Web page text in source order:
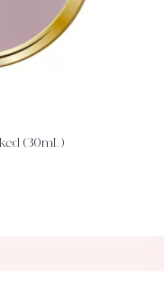
DÉTAILS
(30mL)